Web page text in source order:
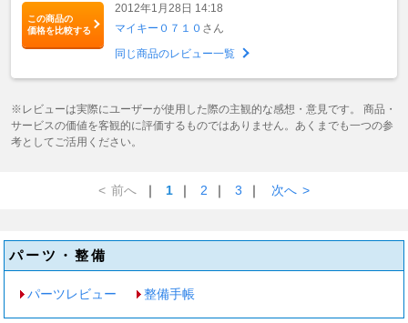
この商品の
価格を比較する
2012年1月28日 14:18
マイキー０７１０ さん
同じ商品のレビュー一覧
※レビューは実際にユーザーが使用した際の主観的な感想・意見です。 商品・
サービスの価値を客観的に評価するものではありません。あくまでも一つの参
考としてご活用ください。
< 前へ ｜ 1 ｜ 2 ｜ 3 ｜ 次へ >
パーツ・整備
パーツレビュー 整備手帳